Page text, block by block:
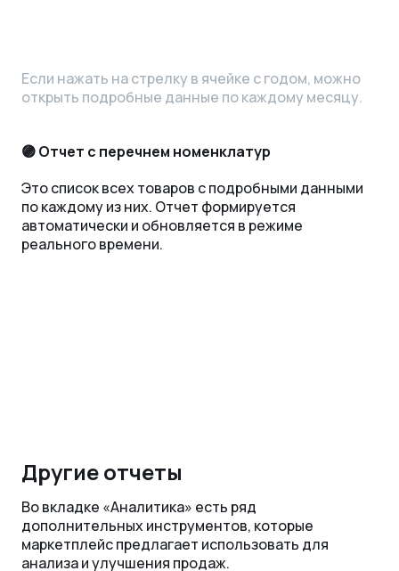
Если нажать на стрелку в ячейке с годом, можно
открыть подробные данные по каждому месяцу.
🟣 Отчет с перечнем номенклатур
Это список всех товаров с подробными данными
по каждому из них. Отчет формируется
автоматически и обновляется в режиме
реального времени.
Другие отчеты
Во вкладке «Аналитика» есть ряд
дополнительных инструментов, которые
маркетплейс предлагает использовать для
анализа и улучшения продаж.